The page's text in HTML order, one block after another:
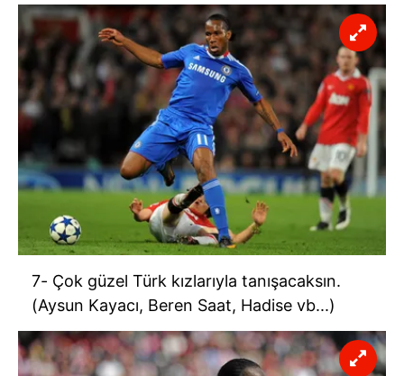
kılınması ve kişiselleştirilmesi ve sizlere yönelik
reklam/pazarlama faaliyetlerinin yapılması, amaçlarıyla
sınırlı olarak açık rızanız dahilinde kullanılacaktır.
Çerezlere ilişkin tercihlerinizi aşağıda yer alan panel
vasıtasıyla belirleyebilirsiniz. Çerezlere ilişkin detaylı bilgi
için Ayarlar butonuna tıklayabilir, Çerez Bilgilendirme
Metnimiziziyaret edebilirsiniz.
6698 sayılı Kişisel Verilerin Korunması Kanunu uyarınca
hazırlanmış Aydınlatma Metnimizi okumak ve sitemizde
ilgili mevzuata uygun olarak kullanılan çerezlerle ilgili bilgi
almak için lütfen
tıklayınız
7- Çok güzel Türk kızlarıyla tanışacaksın.
(Aysun Kayacı, Beren Saat, Hadise vb...)